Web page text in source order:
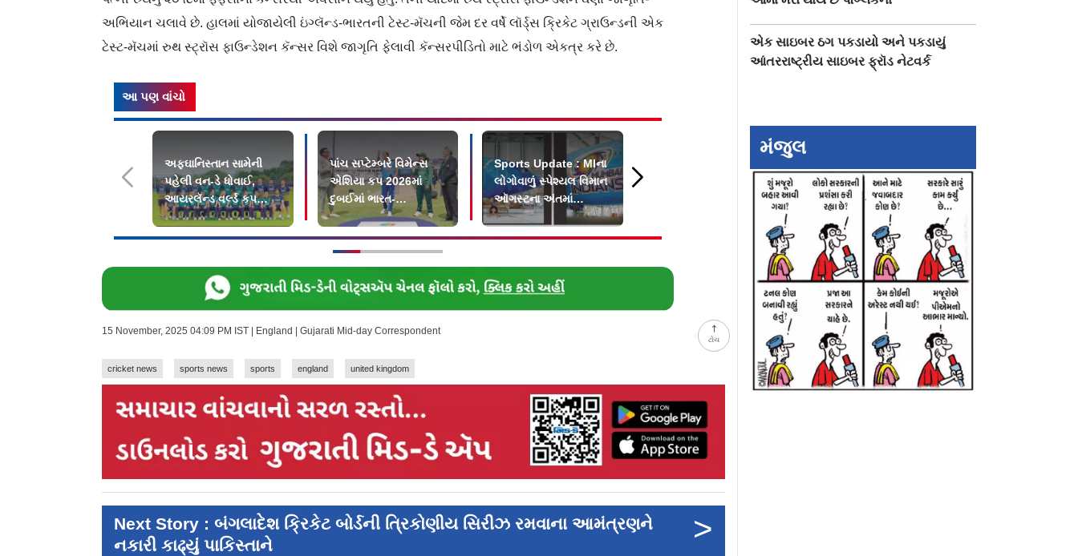
ટોચ
અભિયાન ચલાવે છે. હાલમાં યોજાયેલી ઇંગ્લૅન્ડ-ભારતની ટેસ્ટ-મૅચની જેમ દર વર્ષે લૉર્ડ્સ ક્રિકેટ ગ્રાઉન્ડની એક
ટેસ્ટ-મૅચમાં રુથ સ્ટ્રૉસ ફાઉન્ડેશન કૅન્સર વિશે જાગૃતિ ફેલાવી કૅન્સરપીડિતો માટે ભંડોળ એકત્ર કરે છે.
આ પણ વાંચો
અફઘાનિસ્તાન સામેની
પહેલી વન-ડે ધોવાઈ,
આયરલૅન્ડ વર્લ્ડ કપ
ક્વૉલિફાયરમાં
પાંચ સપ્ટેમ્બરે વિમેન્સ
એશિયા કપ 2026માં
દુબઈમાં ભારત-
પાકિસ્તાનની ટક્કર
Sports Update : MIના
લોગોવાળું સ્પેશ્યલ વિમાન
ઑગસ્ટના અંતમાં
મુંબઈમાં લૅન્ડ થશે
ટેસ્ટ પ્રદર્શન પર રહાણેનું
નિવેદન
15 November, 2025 04:09 PM IST | England | Gujarati Mid-day Correspondent
cricket news sports news sports england united kingdom
Next Story : બંગલાદેશ ક્રિકેટ બોર્ડની ત્રિકોણીય સિરીઝ રમવાના આમંત્રણને
નકારી કાઢ્યું પાકિસ્તાને
>
એક સાઇબર ઠગ પકડાયો અને પકડાયું
આંતરરાષ્ટ્રીય સાઇબર ફ્રૉડ નેટવર્ક
મંજુલ